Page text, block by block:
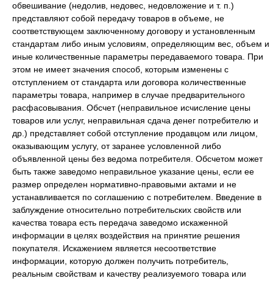
обвешивание (недолив, недовес, недовложение и т. п.)
представляют собой передачу товаров в объеме, не
соответствующем заключенному договору и установленным
стандартам либо иным условиям, определяющим вес, объем и
иные количественные параметры передаваемого товара. При
этом не имеет значения способ, которым изменены с
отступлением от стандарта или договора количественные
параметры товара, например в случае предварительного
расфасовывания. Обсчет (неправильное исчисление цены
товаров или услуг, неправильная сдача денег потребителю и
др.) представляет собой отступление продавцом или лицом,
оказывающим услугу, от заранее условленной либо
объявленной цены без ведома потребителя. Обсчетом может
быть также заведомо неправильное указание цены, если ее
размер определен нормативно-правовыми актами и не
устанавливается по соглашению с потребителем. Введение в
заблуждение относительно потребительских свойств или
качества товара есть передача заведомо искаженной
информации в целях воздействия на принятие решения
покупателя. Искажением является несоответствие
информации, которую должен получить потребитель,
реальным свойствам и качеству реализуемого товара или